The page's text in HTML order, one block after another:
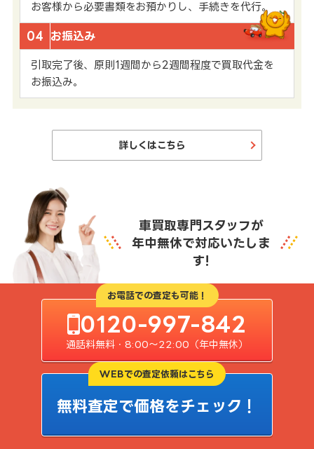
お客様から必要書類をお預かりし、手続きを代行。
04 お振込み
引取完了後、原則1週間から2週間程度で買取代金を
お振込み。
詳しくはこちら
車買取専門スタッフが
年中無休で対応いたしま
す!
お電話での査定も可能！
0120-997-842
通話料無料・8:00〜22:00（年中無休）
WEBでの査定依頼はこちら
無料査定で価格をチェック！